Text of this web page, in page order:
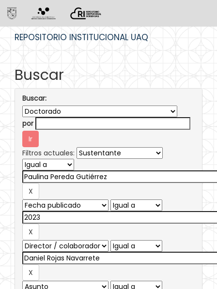
REPOSITORIO INSTITUCIONAL UAQ
Buscar
Buscar:
por
Filtros actuales: